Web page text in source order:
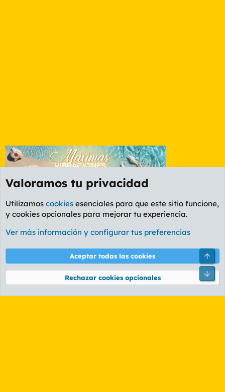
Etiquetas
Cookies
PL OLDSTYLE AMARILLO
Términos y reglas Política de privacidad Ayuda
Community platform by XenForo® © 2010-2026 XenForo Ltd.
Valoramos tu privacidad
Utilizamos cookies esenciales para que este sitio funcione,
y cookies opcionales para mejorar tu experiencia.
Ver más información y configurar tus preferencias
Aceptar todas las cookies
Rechazar cookies opcionales
Pie